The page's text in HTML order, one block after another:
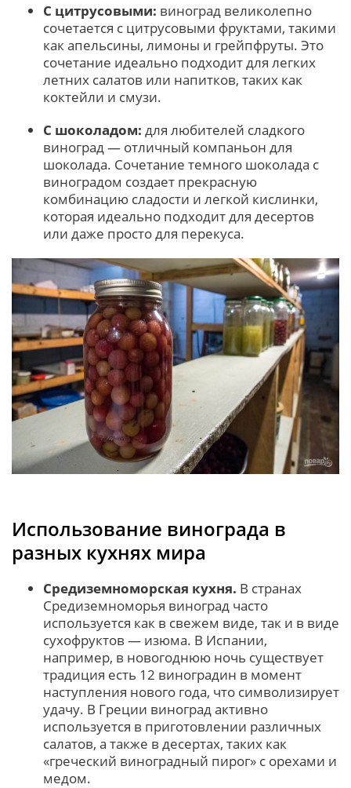
С цитрусовыми: виноград великолепно
сочетается с цитрусовыми фруктами, такими
как апельсины, лимоны и грейпфруты. Это
сочетание идеально подходит для легких
летних салатов или напитков, таких как
коктейли и смузи.
С шоколадом: для любителей сладкого
виноград — отличный компаньон для
шоколада. Сочетание темного шоколада с
виноградом создает прекрасную
комбинацию сладости и легкой кислинки,
которая идеально подходит для десертов
или даже просто для перекуса.
Использование винограда в
разных кухнях мира
Средиземноморская кухня. В странах
Средиземноморья виноград часто
используется как в свежем виде, так и в виде
сухофруктов — изюма. В Испании,
например, в новогоднюю ночь существует
традиция есть 12 виноградин в момент
наступления нового года, что символизирует
удачу. В Греции виноград активно
используется в приготовлении различных
салатов, а также в десертах, таких как
«греческий виноградный пирог» с орехами и
медом.